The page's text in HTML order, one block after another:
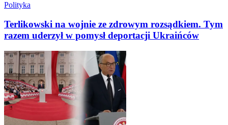
Polityka
Terlikowski na wojnie ze zdrowym rozsądkiem. Tym
razem uderzył w pomysł deportacji Ukraińców